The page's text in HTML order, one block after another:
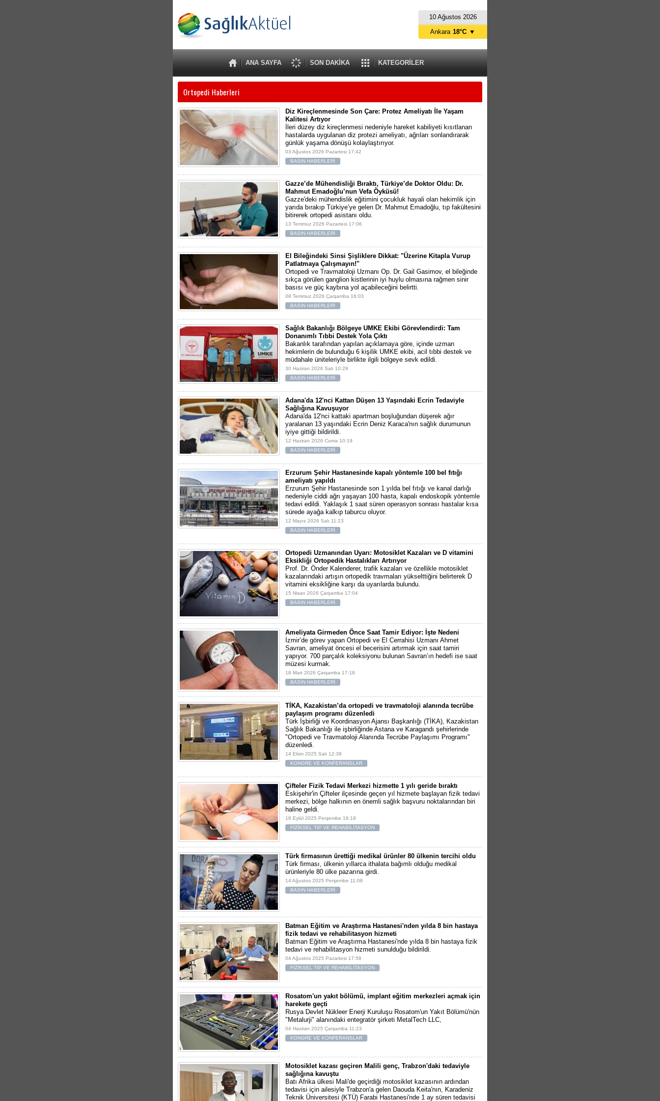
10 Ağustos 2026
ANA SAYFA SON DAKİKA KATEGORİLER
Ankara 18°C ▼
Ortopedi Haberleri
Diz Kireçlenmesinde Son Çare: Protez Ameliyatı İle Yaşam
Kalitesi Artıyor
İleri düzey diz kireçlenmesi nedeniyle hareket kabiliyeti kısıtlanan
hastalarda uygulanan diz protezi ameliyatı, ağrıları sonlandırarak
günlük yaşama dönüşü kolaylaştırıyor.
03 Ağustos 2026 Pazartesi 17:42
BASIN HABERLERİ
Gazze’de Mühendisliği Bıraktı, Türkiye’de Doktor Oldu: Dr.
Mahmut Emadoğlu’nun Vefa Öyküsü!
Gazze'deki mühendislik eğitimini çocukluk hayali olan hekimlik için
yarıda bırakıp Türkiye’ye gelen Dr. Mahmut Emadoğlu, tıp fakültesini
bitirerek ortopedi asistanı oldu.
13 Temmuz 2026 Pazartesi 17:06
BASIN HABERLERİ
El Bileğindeki Sinsi Şişliklere Dikkat: "Üzerine Kitapla Vurup
Patlatmaya Çalışmayın!"
Ortopedi ve Travmatoloji Uzmanı Op. Dr. Gail Gasimov, el bileğinde
sıkça görülen ganglion kistlerinin iyi huylu olmasına rağmen sinir
basısı ve güç kaybına yol açabileceğini belirtti.
08 Temmuz 2026 Çarşamba 16:03
BASIN HABERLERİ
Sağlık Bakanlığı Bölgeye UMKE Ekibi Görevlendirdi: Tam
Donanımlı Tıbbi Destek Yola Çıktı
Bakanlık tarafından yapılan açıklamaya göre, içinde uzman
hekimlerin de bulunduğu 6 kişilik UMKE ekibi, acil tıbbi destek ve
müdahale üniteleriyle birlikte ilgili bölgeye sevk edildi.
30 Haziran 2026 Salı 10:29
BASIN HABERLERİ
Adana'da 12'nci Kattan Düşen 13 Yaşındaki Ecrin Tedaviyle
Sağlığına Kavuşuyor
Adana'da 12'nci kattaki apartman boşluğundan düşerek ağır
yaralanan 13 yaşındaki Ecrin Deniz Karaca'nın sağlık durumunun
iyiye gittiği bildirildi.
12 Haziran 2026 Cuma 10:19
BASIN HABERLERİ
Erzurum Şehir Hastanesinde kapalı yöntemle 100 bel fıtığı
ameliyatı yapıldı
Erzurum Şehir Hastanesinde son 1 yılda bel fıtığı ve kanal darlığı
nedeniyle ciddi ağrı yaşayan 100 hasta, kapalı endoskopik yöntemle
tedavi edildi. Yaklaşık 1 saat süren operasyon sonrası hastalar kısa
sürede ayağa kalkıp taburcu oluyor.
12 Mayıs 2026 Salı 11:23
BASIN HABERLERİ
Ortopedi Uzmanından Uyarı: Motosiklet Kazaları ve D vitamini
Eksikliği Ortopedik Hastalıkları Artırıyor
Prof. Dr. Önder Kalenderer, trafik kazaları ve özellikle motosiklet
kazalarındaki artışın ortopedik travmaları yükselttiğini belirterek D
vitamini eksikliğine karşı da uyarılarda bulundu.
15 Nisan 2026 Çarşamba 17:04
BASIN HABERLERİ
Ameliyata Girmeden Önce Saat Tamir Ediyor: İşte Nedeni
İzmir’de görev yapan Ortopedi ve El Cerrahisi Uzmanı Ahmet
Savran, ameliyat öncesi el becerisini artırmak için saat tamiri
yapıyor. 700 parçalık koleksiyonu bulunan Savran’ın hedefi ise saat
müzesi kurmak.
18 Mart 2026 Çarşamba 17:18
BASIN HABERLERİ
TİKA, Kazakistan’da ortopedi ve travmatoloji alanında tecrübe
paylaşım programı düzenledi
Türk İşbirliği ve Koordinasyon Ajansı Başkanlığı (TİKA), Kazakistan
Sağlık Bakanlığı ile işbirliğinde Astana ve Karagandı şehirlerinde
"Ortopedi ve Travmatoloji Alanında Tecrübe Paylaşımı Programı"
düzenledi.
14 Ekim 2025 Salı 12:38
KONGRE VE KONFERANSLAR
Çifteler Fizik Tedavi Merkezi hizmette 1 yılı geride bıraktı
Eskişehir'in Çifteler ilçesinde geçen yıl hizmete başlayan fizik tedavi
merkezi, bölge halkının en önemli sağlık başvuru noktalarından biri
haline geldi.
18 Eylül 2025 Perşembe 16:18
FİZİKSEL TIP VE REHABİLİTASYON
Türk firmasının ürettiği medikal ürünler 80 ülkenin tercihi oldu
Türk firması, ülkenin yıllarca ithalata bağımlı olduğu medikal
ürünleriyle 80 ülke pazarına girdi.
14 Ağustos 2025 Perşembe 11:08
BASIN HABERLERİ
Batman Eğitim ve Araştırma Hastanesi'nden yılda 8 bin hastaya
fizik tedavi ve rehabilitasyon hizmeti
Batman Eğitim ve Araştırma Hastanesi'nde yılda 8 bin hastaya fizik
tedavi ve rehabilitasyon hizmeti sunulduğu bildirildi.
04 Ağustos 2025 Pazartesi 17:58
FİZİKSEL TIP VE REHABİLİTASYON
Rosatom'un yakıt bölümü, implant eğitim merkezleri açmak için
harekete geçti
Rusya Devlet Nükleer Enerji Kuruluşu Rosatom'un Yakıt Bölümü'nün
"Metalurji" alanındaki entegratör şirketi MetalTech LLC,
04 Haziran 2025 Çarşamba 11:23
KONGRE VE KONFERANSLAR
Motosiklet kazası geçiren Malili genç, Trabzon'daki tedaviyle
sağlığına kavuştu
Batı Afrika ülkesi Mali'de geçirdiği motosiklet kazasının ardından
tedavisi için ailesiyle Trabzon'a gelen Daouda Keita'nın, Karadeniz
Teknik Üniversitesi (KTÜ) Farabi Hastanesi'nde 1 ay süren tedavisi